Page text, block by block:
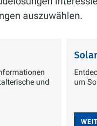
auszuwählen.
und
um